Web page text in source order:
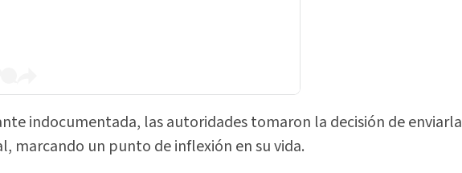
indocumentada, las autoridades tomaron la decisión de enviarla
marcando un punto de inflexión en su vida.